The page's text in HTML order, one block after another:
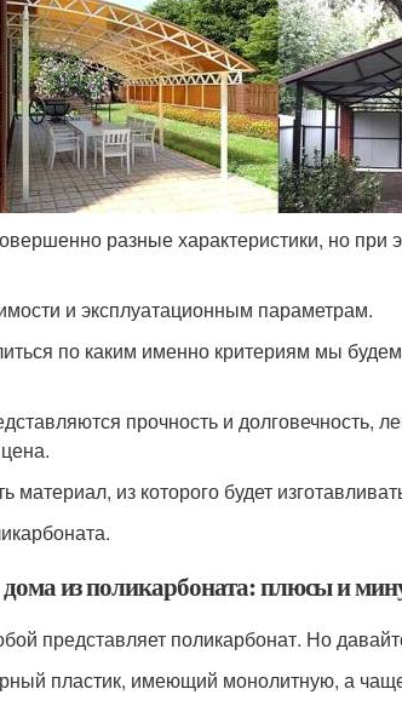
разные характеристики, но при
и эксплуатационным параметрам.
по каким именно критериям мы
прочность и долговечность,
материал, из которого будет
дома из поликарбоната: плюсы и
представляет поликарбонат. Но
пластик, имеющий монолитную, а